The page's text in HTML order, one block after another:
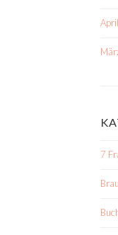
7